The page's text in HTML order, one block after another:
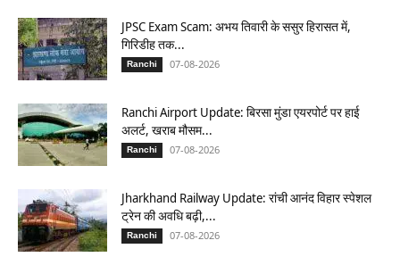
JPSC Exam Scam: अभय तिवारी के ससुर हिरासत में,
गिरिडीह तक...
Ranchi 07-08-2026
Ranchi Airport Update: बिरसा मुंडा एयरपोर्ट पर हाई
अलर्ट, खराब मौसम...
Ranchi 07-08-2026
Jharkhand Railway Update: रांची आनंद विहार स्पेशल
ट्रेन की अवधि बढ़ी,...
Ranchi 07-08-2026